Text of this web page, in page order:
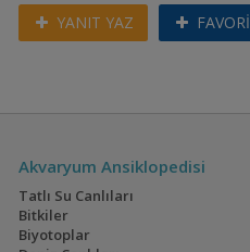
YANIT YAZ FAVORİ
Akvaryum Ansiklopedisi
Tatlı Su Canlıları
Bitkiler
Biyotoplar